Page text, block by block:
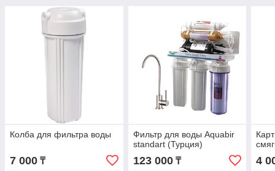
Колба для фильтра воды
7 000 ₸
Фильтр для воды Aquabir
standart (Турция)
123 000₸ 4